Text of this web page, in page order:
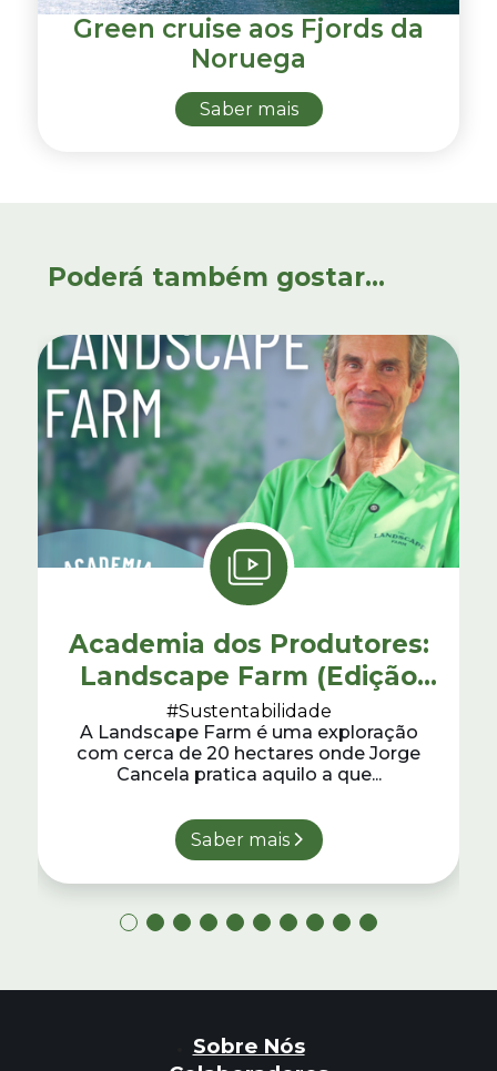
Green cruise aos Fjords da
Noruega
Saber mais
Poderá também gostar...
Academia dos Produtores:
Landscape Farm (Edição
Bio-lógica)
#Sustentabilidade
A Landscape Farm é uma exploração
com cerca de 20 hectares onde Jorge
Cancela pratica aquilo a que...
Saber mais
Sobre Nós